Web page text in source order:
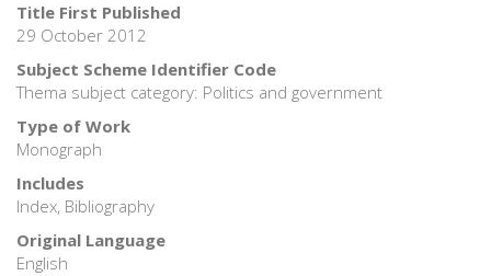
Title First Published
29 October 2012
Subject Scheme Identifier Code
Thema subject category: Politics and government
Type of Work
Monograph
Includes
Index, Bibliography
Original Language
English